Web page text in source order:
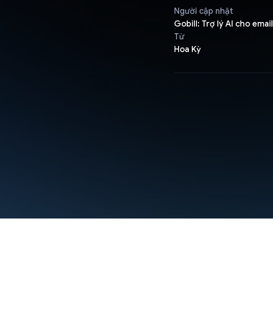
Người cập nhật
Gobill: Trợ lý AI cho email
Từ
Hoa Kỳ